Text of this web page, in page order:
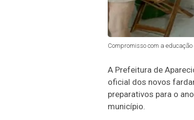
Compromisso com a
A Prefeitura de
oficial dos novos
preparativos para o
município.